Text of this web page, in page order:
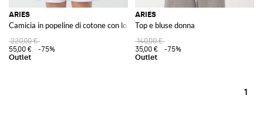
ARIES
Camicia in popeline di cotone con logo ricamato
220,00 €
55,00 €
-75%
ARIES
Top e bluse donna
140,00 €
35,00 €
-75%
1